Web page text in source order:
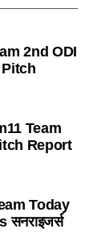
2nd ODI
Team
Report
Today
सनराइजर्स